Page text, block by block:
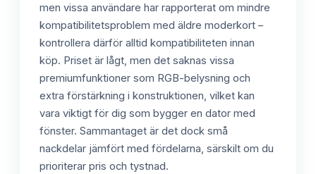
men vissa användare har rapporterat om mindre
kompatibilitetsproblem med äldre moderkort –
kontrollera därför alltid kompatibiliteten innan
köp. Priset är lågt, men det saknas vissa
premiumfunktioner som RGB-belysning och
extra förstärkning i konstruktionen, vilket kan
vara viktigt för dig som bygger en dator med
fönster. Sammantaget är det dock små
nackdelar jämfört med fördelarna, särskilt om du
prioriterar pris och tystnad.